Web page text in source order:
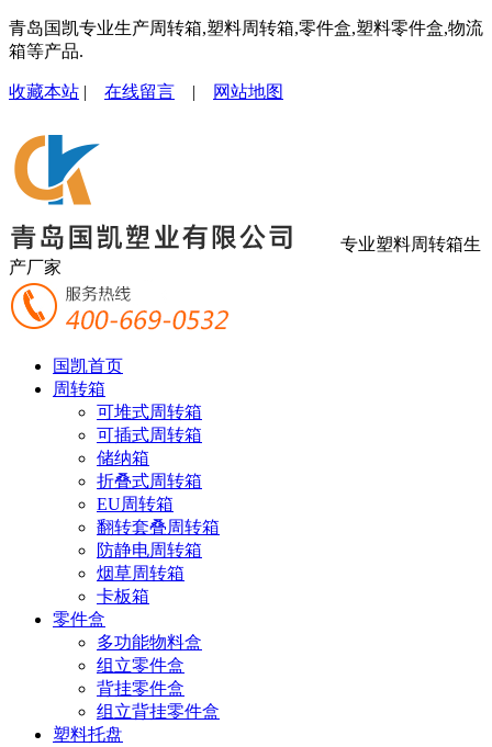
青岛国凯专业生产周转箱,塑料周转箱,零件盒,塑料零件盒,物流
箱等产品.
收藏本站 | 在线留言 | 网站地图
专业塑料周转箱生
产厂家
国凯首页
周转箱
可堆式周转箱
可插式周转箱
储纳箱
折叠式周转箱
EU周转箱
翻转套叠周转箱
防静电周转箱
烟草周转箱
卡板箱
零件盒
多功能物料盒
组立零件盒
背挂零件盒
组立背挂零件盒
塑料托盘